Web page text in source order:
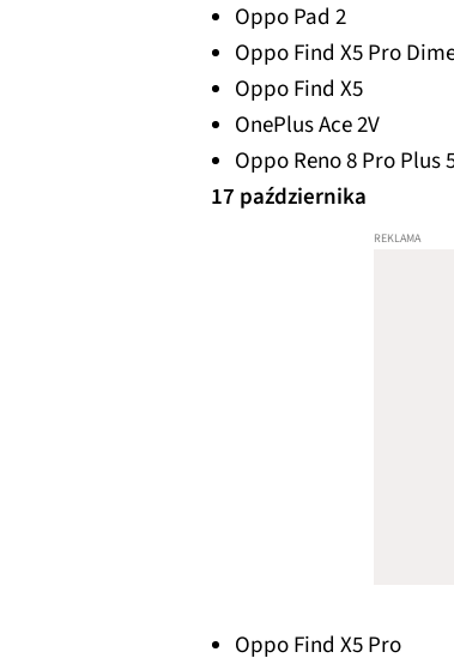
Oppo Pad 2
Oppo Find X5 Pro
Oppo Find X5
OnePlus Ace 2V
Oppo Reno 8 Pro Plus
17 października
Oppo Find X5 Pro